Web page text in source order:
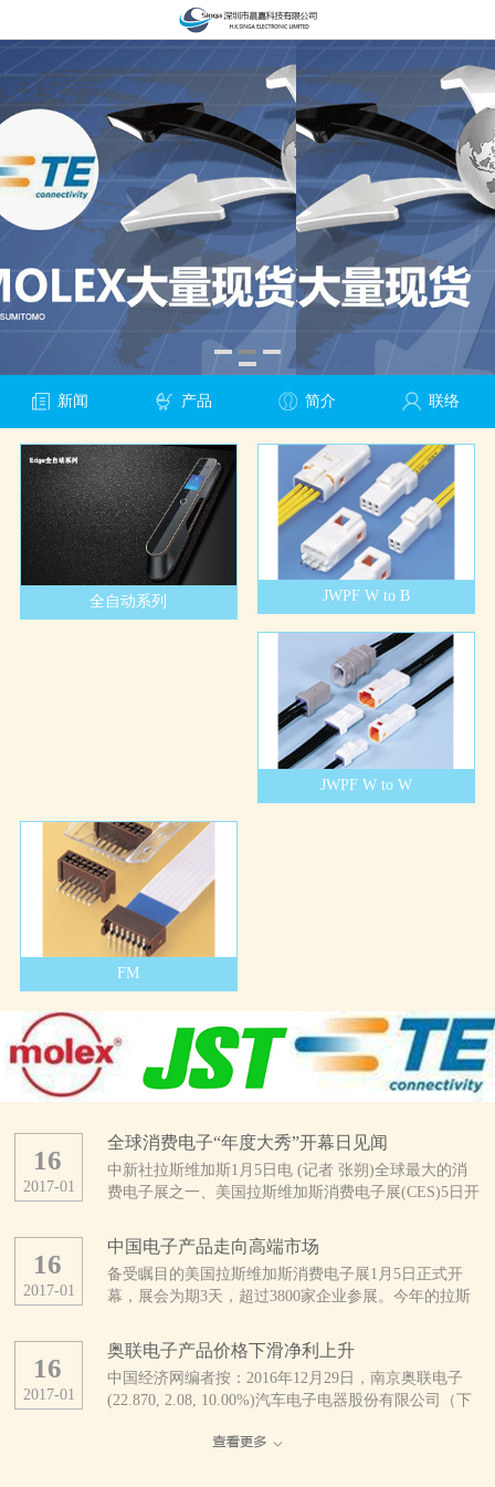
新闻 产品 简介 联络
全自动系列 JWPF W to B
JWPF W to W
FM
全球消费电子“年度大秀”开幕日见闻
中新社拉斯维加斯1月5日电 (记者 张朔)全球最大的消
费电子展之一、美国拉斯维加斯消费电子展(CES)5日开
呈。 当天上午，拉斯维加斯会展中心外，领取证件
的人与找停车位的车都排起了长龙。会展中心内，也是
人头攒动、摩肩接踵。 据CES主办方、美国消费技
术协会统计，今年有3800多家公司及16.5万多人参展，
备、智能终端、健康医疗、无线互联、智能家庭、物联
网等几乎整个消费技术生态系统。 此刻的拉斯维加
斯会展中心，仿佛是电子产品的海洋。为了在这片海洋
中激起更引人注目的浪花，参展者们可谓八仙过海、各
显神通。 来自中国的综合通信解决方案提供商中兴
2017-01
16
中国电子产品走向高端市场
备受瞩目的美国拉斯维加斯消费电子展1月5日正式开
幕，展会为期3天，超过3800家企业参展。今年的拉斯
超过1/3来自中国。 中国厂商推出大量新产品
美国消费技术协会近日发布的报告预计，受美元升值及
全球贸易不确定性增加的影响，2017年全球消费电子产
品支出将继续下降。但分地区看，中国、印度等亚洲新
去几年来，中国已经发展为非常成熟的消费电子市场，
2017-01
16
奥联电子产品价格下滑净利上升
中国经济网编者按：2016年12月29日，南京奥联电子
(22.870, 2.08, 10.00%)汽车电子电器股份有限公司（下
市，股票代码：300585。公司是一家专业研发、生产、
2017-01
16